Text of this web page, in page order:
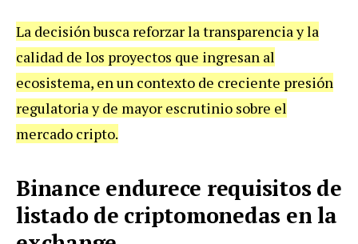
La decisión busca reforzar la transparencia y la
calidad de los proyectos que ingresan al
ecosistema, en un contexto de creciente presión
regulatoria y de mayor escrutinio sobre el
mercado cripto.
Binance endurece requisitos de
listado de criptomonedas en la